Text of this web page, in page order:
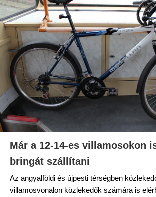
Már a 12-14-es villamosokon
bringát szállítani
Az angyalföldi és újpesti térségben
villamosvonalon közlekedők számára is